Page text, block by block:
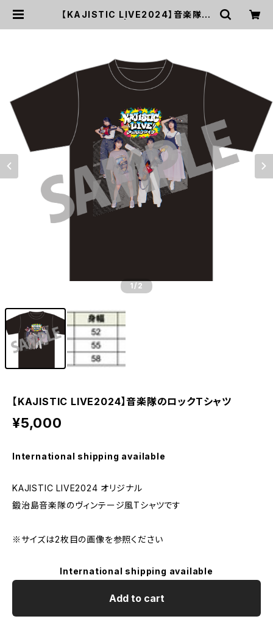
【KAJISTIC LIVE2024】音楽隊の
1 /2
【KAJISTIC LIVE2024】音楽隊のロックTシャツ
¥5,000
International shipping available
KAJISTIC LIVE2024 オリジナル
鍛治島音楽隊のヴィンテージ風Tシャツです
※サイズは2枚目の画像を参照ください
International shipping available
Add to cart